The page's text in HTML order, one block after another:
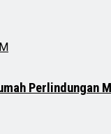
Perlindungan